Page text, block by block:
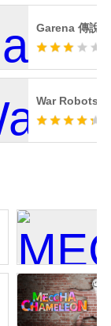
Garena 傳說
War Robots